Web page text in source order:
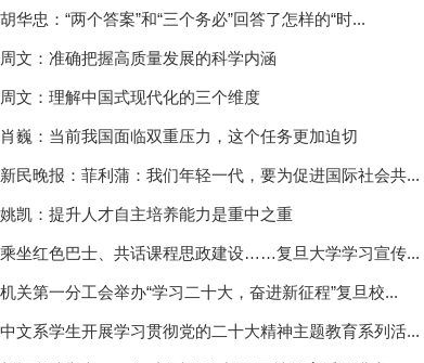
胡华忠：“两个答案”和“三个务必”回答了怎样的“时...
周文：准确把握高质量发展的科学内涵
周文：理解中国式现代化的三个维度
肖巍：当前我国面临双重压力，这个任务更加迫切
新民晚报：菲利蒲：我们年轻一代，要为促进国际社会共...
姚凯：提升人才自主培养能力是重中之重
乘坐红色巴士、共话课程思政建设……复旦大学学习宣传...
机关第一分工会举办“学习二十大，奋进新征程”复旦校...
中文系学生开展学习贯彻党的二十大精神主题教育系列活...